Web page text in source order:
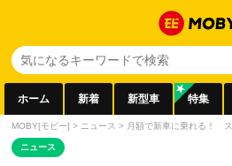
ホーム 新着 新型車 特集
MOBY[モビー] > ニュース > 月額で新車に乗れる！
ニュース